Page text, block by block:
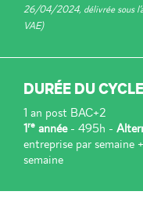
26/04/2024, délivrée sous
VAE)
DURÉE DU CYCLE
1 an post BAC+2
1re année- 495h -
entreprise par semaine
semaine